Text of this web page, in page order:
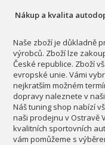
Nákup a kvalita
Naše zboží je důkladně
výrobců. Zboží lze
České republice. Zboží
evropské unie. Vámi
nejkratším možném
dopravy naleznete v
Náš tuning shop nabízí
naši prodejnu v Ostravě
kvalitních sportovních
vám pomůžeme s